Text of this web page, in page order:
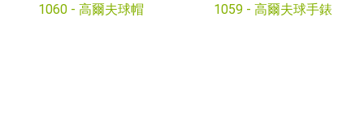
1060 - 高爾夫球帽 1059 - 高爾夫球手錶